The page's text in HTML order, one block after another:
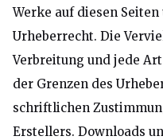
Werke auf diesen
Urheberrecht. Die
Verbreitung und jede
der Grenzen des
schriftlichen
Erstellers. Downloads